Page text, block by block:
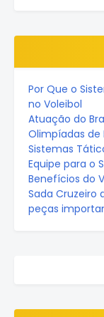
Por Que o
no Voleibol
Atuação do
Olimpíadas de
Sistemas
Equipe para o
Benefícios do
Sada Cruzeiro
peças